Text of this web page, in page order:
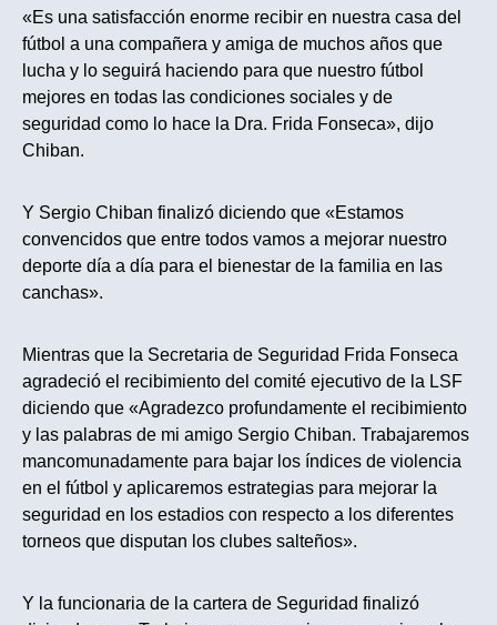
«Es una satisfacción enorme recibir en nuestra casa del
fútbol a una compañera y amiga de muchos años que
lucha y lo seguirá haciendo para que nuestro fútbol
mejores en todas las condiciones sociales y de
seguridad como lo hace la Dra. Frida Fonseca», dijo
Chiban.
Y Sergio Chiban finalizó diciendo que «Estamos
convencidos que entre todos vamos a mejorar nuestro
deporte día a día para el bienestar de la familia en las
canchas».
Mientras que la Secretaria de Seguridad Frida Fonseca
agradeció el recibimiento del comité ejecutivo de la LSF
diciendo que «Agradezco profundamente el recibimiento
y las palabras de mi amigo Sergio Chiban. Trabajaremos
mancomunadamente para bajar los índices de violencia
en el fútbol y aplicaremos estrategias para mejorar la
seguridad en los estadios con respecto a los diferentes
torneos que disputan los clubes salteños».
Y la funcionaria de la cartera de Seguridad finalizó